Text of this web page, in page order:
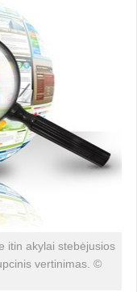
itin akylai stebėjusios
vertinimas. ©